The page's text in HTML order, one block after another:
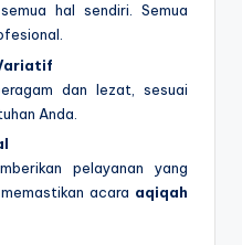
hal sendiri. Semua
dan lezat, sesuai
Anda.
pelayanan yang
acara aqiqah